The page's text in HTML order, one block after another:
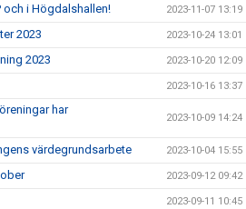
och i Högdalshallen! 2023-11-07 13:19
2023 2023-10-24 13:01
2023 2023-10-20 12:09
2023-10-16 13:37
har
2023-10-09 14:24
värdegrundsarbete 2023-10-04 15:55
2023-09-12 09:42
2023-09-11 10:45